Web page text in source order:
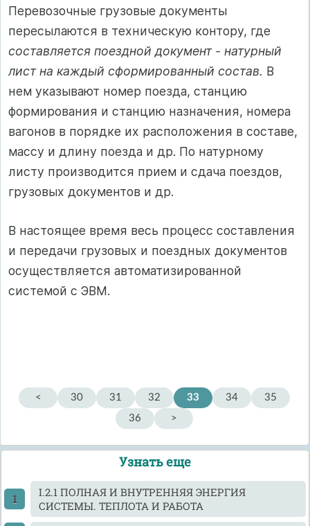
Перевозочные грузовые документы
пересылаются в техническую контору, где
составляется поездной документ - натурный
лист на каждый сформированный состав. В
нем указывают номер поезда, станцию
формирования и станцию назначения, номера
вагонов в порядке их расположения в составе,
массу и длину поезда и др. По натурному
листу производится прием и сдача поездов,
грузовых документов и др.
В настоящее время весь процесс составления
и передачи грузовых и поездных документов
осуществляется автоматизированной
системой с ЭВМ.
< 30 31 32 33 34
35
36
>
Узнать еще
I.2.1 ПОЛНАЯ И ВНУТРЕННЯЯ ЭНЕРГИЯ
СИСТЕМЫ. ТЕПЛОТА И РАБОТА